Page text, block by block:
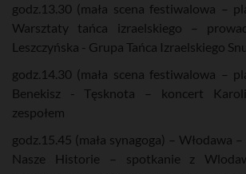
godz.13.30 (mała scena festiwalowa –
Warsztaty tańca izraelskiego –
Leszczyńska - Grupa Tańca Izraelskiego
godz.14.30 (mała scena festiwalowa –
Benekisz - Tęsknota – koncert
zespołem
godz.15.45 (mała synagoga) – Włodawa
Nasze Historie – spotkanie z